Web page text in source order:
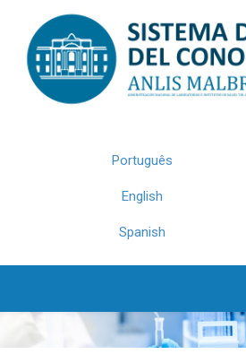
navigation
Português
English
Spanish